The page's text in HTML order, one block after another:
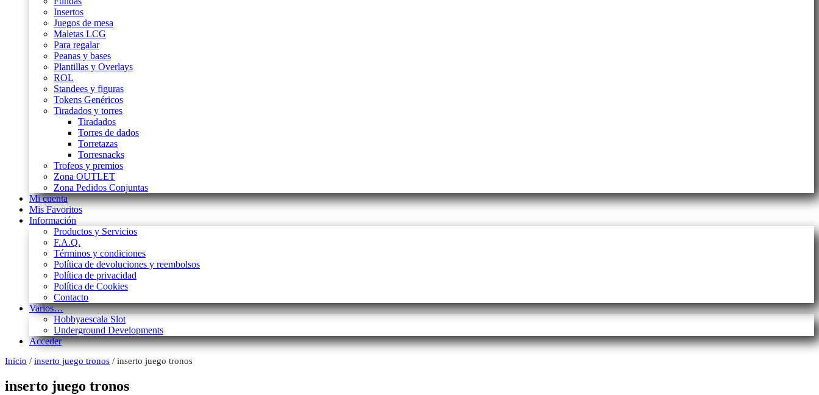
Insertos
Juegos de mesa
Maletas LCG
Para regalar
Peanas y bases
Plantillas y Overlays
ROL
Standees y figuras
Tokens Genéricos
Tiradados y torres
Tiradados
Torres de dados
Torretazas
Torresnacks
Trofeos y premios
Zona OUTLET
Zona Pedidos Conjuntas
Mi cuenta
Mis Favoritos
Información
Productos y Servicios
F.A.Q.
Términos y condiciones
Política de devoluciones y reembolsos
Política de privacidad
Política de Cookies
Contacto
Varios…
Hobbyaescala Slot
Underground Developments
Acceder
Inicio / inserto juego tronos / inserto juego tronos
inserto juego tronos